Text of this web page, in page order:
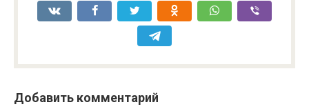
Добавить комментарий